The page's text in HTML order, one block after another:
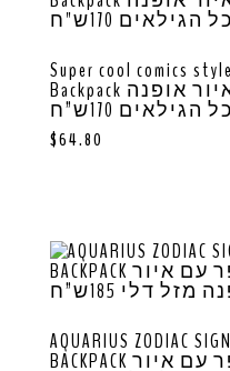
Super cool comics
Backpack תיק גב מדליק עם איור אופנה
170ש”ח
$64.80
AQUARIUS ZODIAC
BACKPACK תיק גב לבית הספר עם איור